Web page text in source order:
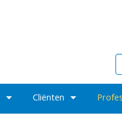
Cliënten